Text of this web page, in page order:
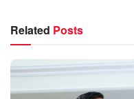
Related Posts